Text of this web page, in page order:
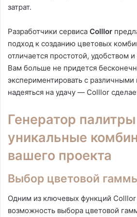
затрат.
Разработчики сервиса Colllor
подход к созданию цветовых
отличается простотой, удобством
Вам больше не придется
экспериментировать с различными
надеяться на удачу — Colllor
Генератор
уникальные
вашего проекта
Выбор цветовой
Одним из ключевых функций Colllor
возможность выбора цветовой